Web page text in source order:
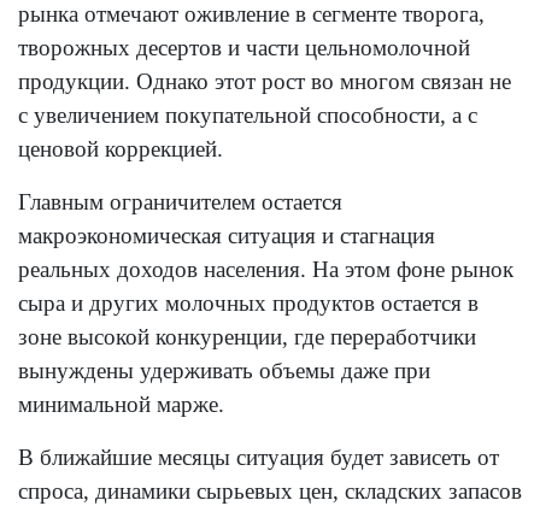
рынка отмечают оживление в сегменте творога,
творожных десертов и части цельномолочной
продукции. Однако этот рост во многом связан не
с увеличением покупательной способности, а с
ценовой коррекцией.
Главным ограничителем остается
макроэкономическая ситуация и стагнация
реальных доходов населения. На этом фоне рынок
сыра и других молочных продуктов остается в
зоне высокой конкуренции, где переработчики
вынуждены удерживать объемы даже при
минимальной марже.
В ближайшие месяцы ситуация будет зависеть от
спроса, динамики сырьевых цен, складских запасов